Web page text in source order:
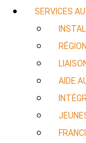
SERVICES
AIDE